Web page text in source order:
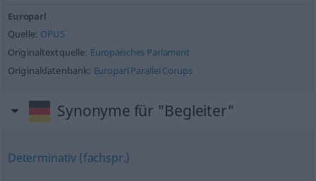
Europarl
Quelle: OPUS
Originaltextquelle: Europäisches Parlament
Originaldatenbank: Europarl Parallel Corups
Synonyme für "Begleiter"
Determinativ (fachspr.)